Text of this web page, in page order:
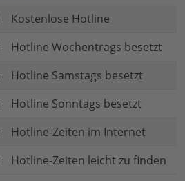
Kostenlose Hotline
Hotline Wochentrags besetzt
Hotline Samstags besetzt
Hotline Sonntags besetzt
Hotline-Zeiten im Internet
Hotline-Zeiten leicht zu finden